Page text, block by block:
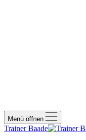
Menü öffnen
Trainer Baade